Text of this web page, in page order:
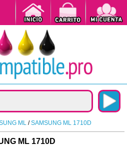
ML /SAMSUNG ML 1710D
ML 1710D